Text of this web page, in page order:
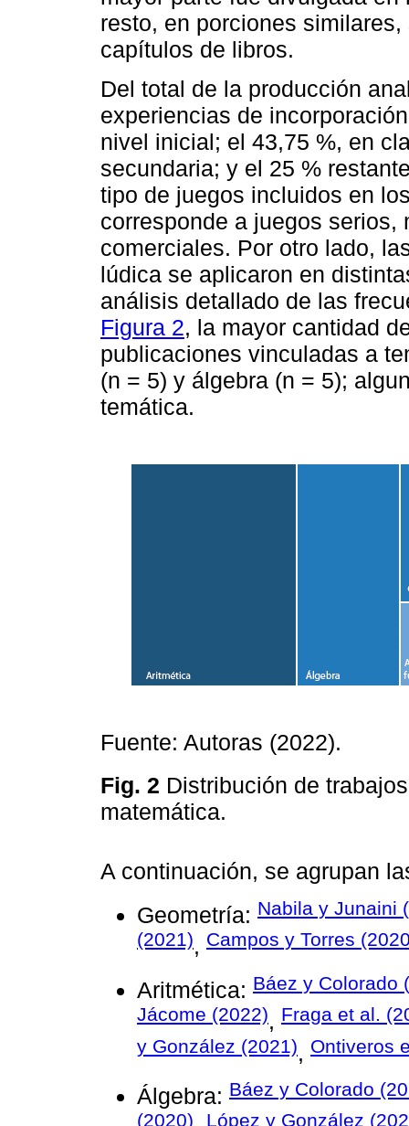
resto, en porciones
capítulos de libros.
Del total de la producción
experiencias de
nivel inicial; el 43,75 %, en
secundaria; y el 25 %
tipo de juegos incluidos en
corresponde a juegos
comerciales. Por otro lado,
lúdica se aplicaron en
análisis detallado de las
Figura 2, la mayor cantidad
publicaciones vinculadas a
(n = 5) y álgebra (n = 5);
temática.
Fuente: Autoras (2022).
Fig. 2 Distribución de
matemática.
A continuación, se agrupan
Geometría: Nabila y Junaini
(2021), Campos y Torres
Aritmética: Báez y Colorado
Jácome (2022), Fraga et al.
y González (2021), Ontiveros
Álgebra: Báez y Colorado
(2020)
López y González